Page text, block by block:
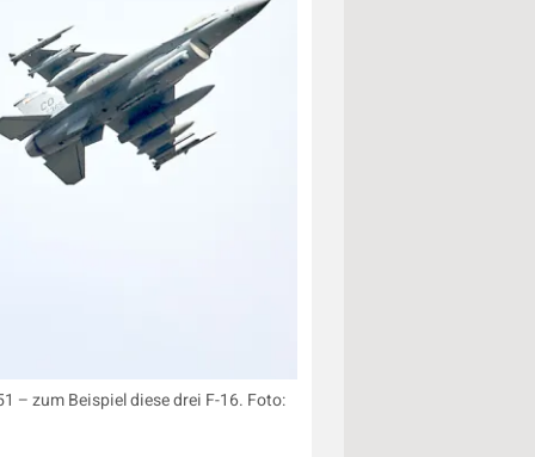
– zum Beispiel diese drei F-16. Foto: